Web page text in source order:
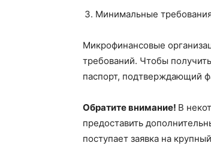
Минимальные
Микрофинансовые
требований. Чтобы
паспорт, подтверждающий
Обратите внимание! В
предоставить
поступает заявка на